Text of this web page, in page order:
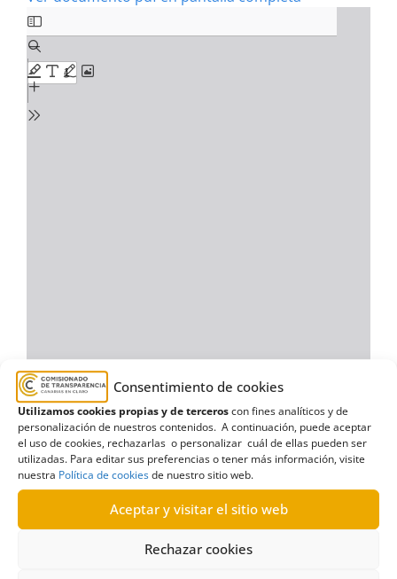
Consentimiento de cookies
Utilizamos cookies propias y de terceroscon fines analíticos y de
personalización de nuestros contenidos. A continuación, puede aceptar
el uso de cookies, rechazarlas o personalizar cuál de ellas pueden ser
utilizadas. Para editar sus preferencias o tener más información, visite
nuestra Política de cookiesde nuestro sitio web.
Aceptar y visitar el sitio web
Rechazar cookies